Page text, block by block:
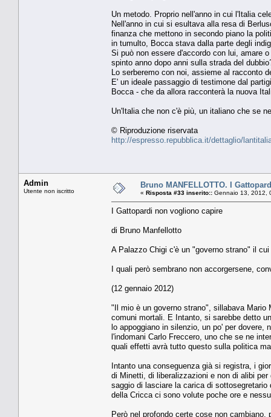
Un metodo. Proprio nell'anno in cui l'Italia
Nell'anno in cui si esultava alla resa di
finanza che mettono in secondo piano la
in tumulto, Bocca stava dalla parte degli
Si può non essere d'accordo con lui, amare
spinto anno dopo anni sulla strada del
Lo serberemo con noi, assieme al racconto
E' un ideale passaggio di testimone dal
Bocca - che da allora racconterà la nuova
Un'Italia che non c'è più, un italiano che se
© Riproduzione riservata
http://espresso.repubblica.it/dettaglio/
Admin
Utente non iscritto
Bruno MANFELLOTTO. I
« Risposta #33 inserito:: Gennaio 13, 2012,
I Gattopardi non vogliono capire
di Bruno Manfellotto
A Palazzo Chigi c'è un "governo strano" il
I quali però sembrano non accorgersene,
(12 gennaio 2012)
"Il mio è un governo strano", sillabava Mario
comuni mortali. E Intanto, si sarebbe detto
lo appoggiano in silenzio, un po' per dovere,
l'indomani Carlo Freccero, uno che se ne
quali effetti avrà tutto questo sulla politica
Intanto una conseguenza già si registra, i
di Minetti, di liberalizzazioni e non di alibi
saggio di lasciare la carica di
della Cricca ci sono volute poche ore e
Però nel profondo certe cose non